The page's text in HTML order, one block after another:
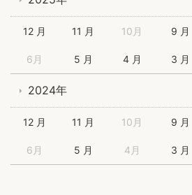
12 月 11 月 10月 9 月
6月 5 月 4 月 3 月
2024年
12 月 11 月 10月 9 月
6月 5 月 4月 3 月